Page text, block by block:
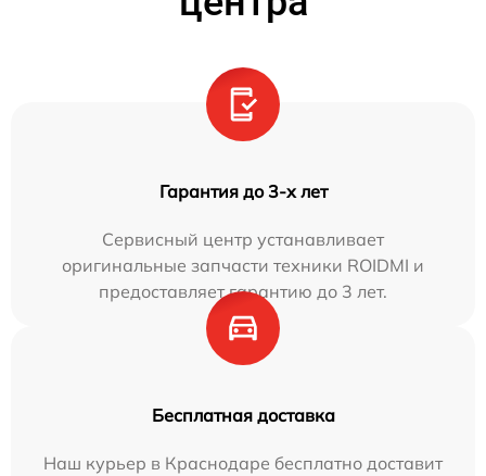
Гарантия до 3-х лет
Сервисный центр устанавливает
оригинальные запчасти техники ROIDMI и
предоставляет гарантию до 3 лет.
Бесплатная доставка
Наш курьер в Краснодаре бесплатно доставит